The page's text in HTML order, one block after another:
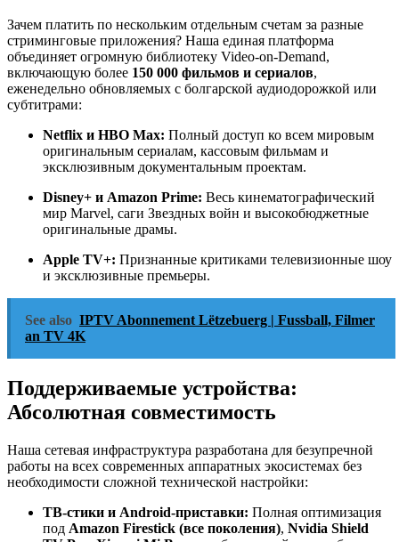
Зачем платить по нескольким отдельным счетам за разные
стриминговые приложения? Наша единая платформа
объединяет огромную библиотеку Video-on-Demand,
включающую более 150 000 фильмов и сериалов,
еженедельно обновляемых с болгарской аудиодорожкой или
субтитрами:
Netflix и HBO Max: Полный доступ ко всем мировым
оригинальным сериалам, кассовым фильмам и
эксклюзивным документальным проектам.
Disney+ и Amazon Prime: Весь кинематографический
мир Marvel, саги Звездных войн и высокобюджетные
оригинальные драмы.
Apple TV+: Признанные критиками телевизионные шоу
и эксклюзивные премьеры.
See also IPTV Abonnement Lëtzebuerg | Fussball, Filmer
an TV 4K
Поддерживаемые устройства:
Абсолютная совместимость
Наша сетевая инфраструктура разработана для безупречной
работы на всех современных аппаратных экосистемах без
необходимости сложной технической настройки:
ТВ-стики и Android-приставки: Полная оптимизация
под Amazon Firestick (все поколения), Nvidia Shield